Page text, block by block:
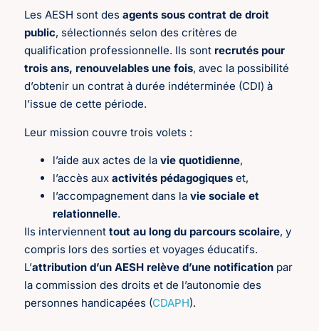
Les AESH sont des agents sous contrat de droit
public, sélectionnés selon des critères de
qualification professionnelle. Ils sont recrutés pour
trois ans, renouvelables une fois, avec la possibilité
d’obtenir un contrat à durée indéterminée (CDI) à
l’issue de cette période.
Leur mission couvre trois volets :
l’aide aux actes de lavie quotidienne,
l’accès auxactivités pédagogiques et,
l’accompagnement dans lavie sociale et
relationnelle.
Ils interviennenttout au long du parcours scolaire, y
compris lors des sorties et voyages éducatifs.
L’attribution d’un AESH relève d’une notification par
la commission des droits et de l’autonomie des
personnes handicapées (CDAPH).